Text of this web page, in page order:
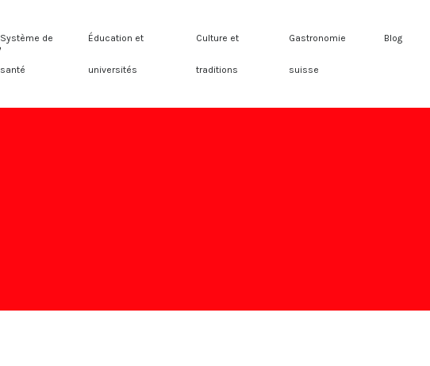
Système de
santé
Éducation et
universités
Culture et
traditions
Gastronomie
suisse
Blog